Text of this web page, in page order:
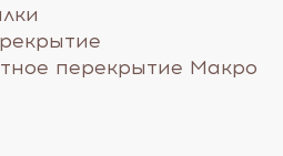
перекрытие Макро